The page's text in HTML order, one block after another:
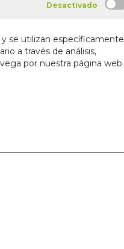
se utilizan específicamente
a través de análisis,
por nuestra página web.